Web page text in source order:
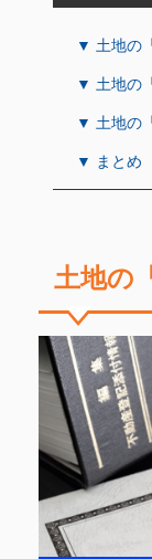
▼ 土地の
▼ 土地の
▼ 土地の
▼ まとめ
土地の